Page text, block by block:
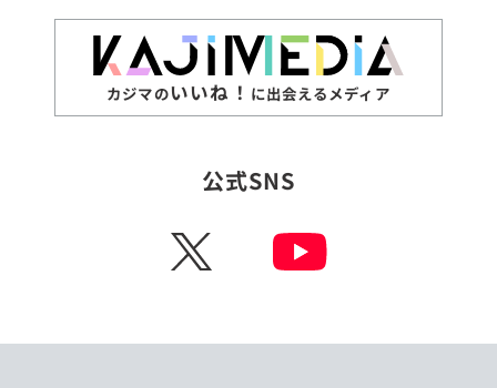
カジマのいいね！ に出会えるメディア
公式SNS
X